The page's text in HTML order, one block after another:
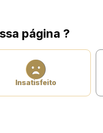
página ?
Insatisfeito